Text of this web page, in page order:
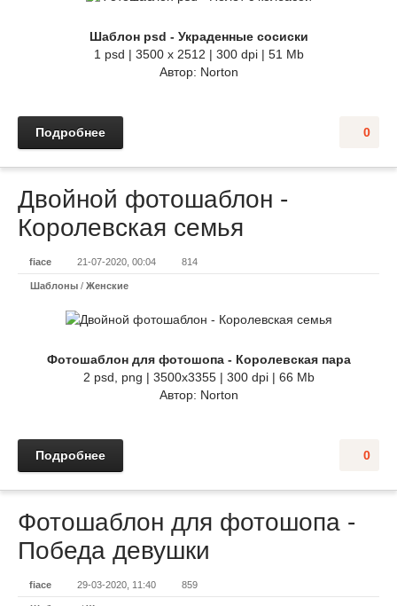
Шаблон psd - Украденные сосиски
1 psd | 3500 x 2512 | 300 dpi | 51 Mb
Автор: Norton
0
Подробнее
Двойной фотошаблон -
Королевская семья
fiace 21-07-2020, 00:04 814
Шаблоны / Женские
Фотошаблон для фотошопа - Королевская пара
2 psd, png | 3500x3355 | 300 dpi | 66 Mb
Автор: Norton
0
Подробнее
Фотошаблон для фотошопа -
Победа девушки
fiace 29-03-2020, 11:40 859